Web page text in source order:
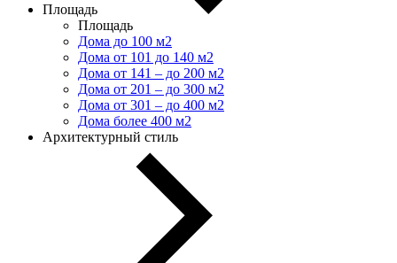
Площадь
Площадь
Дома до 100 м2
Дома от 101 до 140 м2
Дома от 141 – до 200 м2
Дома от 201 – до 300 м2
Дома от 301 – до 400 м2
Дома более 400 м2
Архитектурный стиль